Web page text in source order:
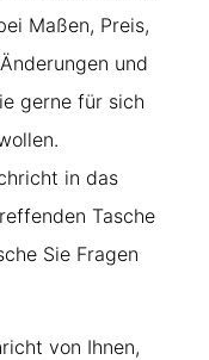
Maßen, Preis,
und
gerne für sich
in das
Tasche
Sie Fragen
von Ihnen,